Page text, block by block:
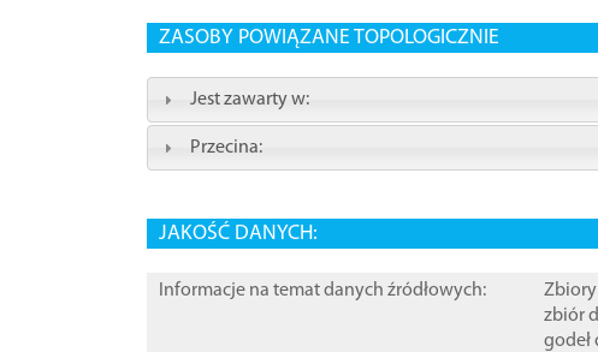
ZASOBY POWIĄZANE TOPOLOGICZNIE
Jest zawarty w:
Przecina:
JAKOŚĆ DANYCH:
Informacje na temat danych źródłowych:
Zbiory
zbiór
godeł